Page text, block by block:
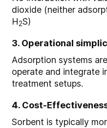
dioxide (neither
H2S)
3. Operational
Adsorption systems
operate and integrate
treatment setups.
4. Cost-
Sorbent is typically